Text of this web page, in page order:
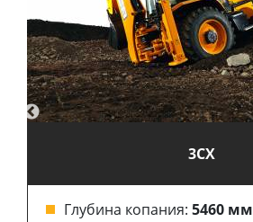
3CX
Глубина копания: 5460 мм